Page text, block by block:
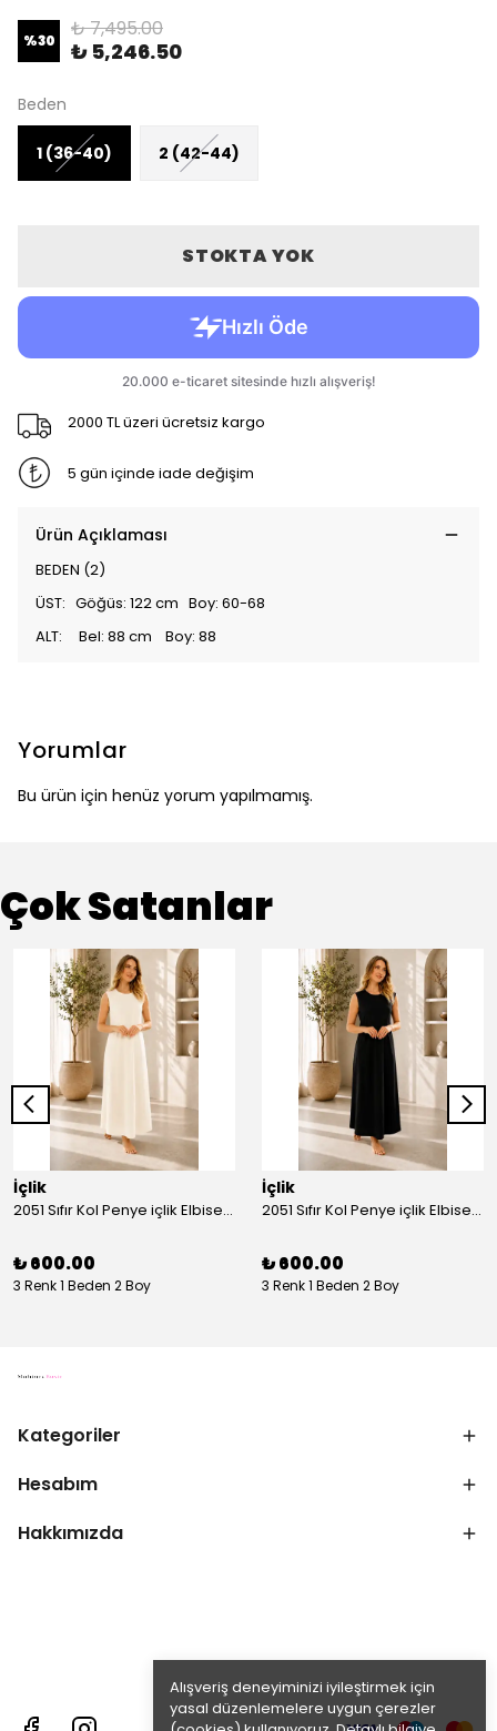
Alışveriş deneyiminizi iyileştirmek için
yasal düzenlemelere uygun çerezler
%30 ₺ 7,495.00
₺ 5,246.50
Beden
1 (36-40) 2 (42-44)
STOKTA YOK
2000 TL üzeri ücretsiz kargo
5 gün içinde iade değişim
Ürün Açıklaması
BEDEN (2)
ÜST: Göğüs: 122 cm Boy: 60-68
ALT: Bel: 88 cm Boy: 88
Yorumlar
Bu ürün için henüz yorum yapılmamış.
Çok Satanlar
İçlik
2051 Sıfır Kol Penye içlik Elbise - Ekru
₺ 600.00
3 Renk 1 Beden 2 Boy
İçlik
2051 Sıfır Kol Penye içlik Elbise - Siyah
₺ 600.00
3 Renk 1 Beden 2 Boy
Kategoriler
Hesabım
Hakkımızda